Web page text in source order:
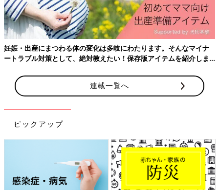
妊娠・出産にまつわる体の変化は多岐にわたります。そんなマイナ
ートラブル対策として、絶対教えたい！保存版アイテムを紹介しま
連載一覧へ
ピックアップ